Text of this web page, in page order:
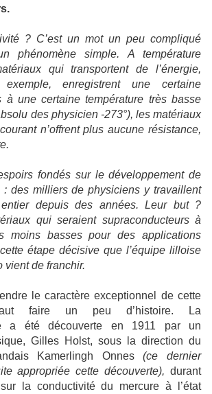
? C’est un mot un peu compliqué
phénomène simple. A température
qui transportent de l’énergie,
exemple, enregistrent une certaine
à une certaine température très basse
des physicien -273°), les matériaux
n’offrent plus aucune résistance,
fondés sur le développement de
: des milliers de physiciens y travaillent
depuis des années. Leur but ?
qui seraient supraconducteurs à
moins basses pour des applications
étape décisive que l’équipe lilloise
vient de franchir.
le caractère exceptionnel de cette
faire un peu d’histoire. La
a été découverte en 1911 par un
Gilles Holst, sous la direction du
Kamerlingh Onnes(ce dernier
appropriée cette découverte), durant
la conductivité du mercure à l’état